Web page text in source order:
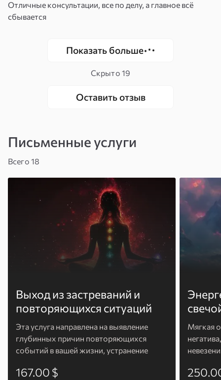
Отличные консультации, все по делу, а главное всё
сбывается
Показать больше
Скрыто 19
Оставить отзыв
Письменные услуги
Всего 18
Выход из застреваний и
повторяющихся ситуаций
Эта услуга направлена ​​на выявление
глубинных причин повторяющихся
событий в вашей жизни, устранение
свободному течению энергии для
167.00 $
Мягкая